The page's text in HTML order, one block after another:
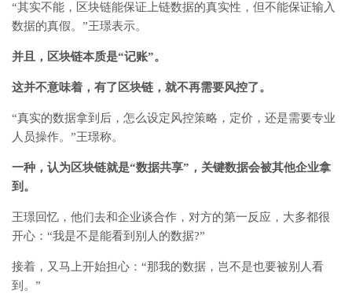
“其实不能，区块链能保证上链数据的真实性，但不能保证输入
数据的真假。”王璟表示。
并且，区块链本质是“记账”。
这并不意味着，有了区块链，就不再需要风控了。
“真实的数据拿到后，怎么设定风控策略，定价，还是需要专业
人员操作。”王璟称。
一种，认为区块链就是“数据共享”，关键数据会被其他企业拿
到。
王璟回忆，他们去和企业谈合作，对方的第一反应，大多都很
开心：“我是不是能看到别人的数据?”
接着，又马上开始担心：“那我的数据，岂不是也要被别人看
到。”